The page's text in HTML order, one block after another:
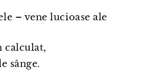
– vene lucioase ale
calculat,
sânge.